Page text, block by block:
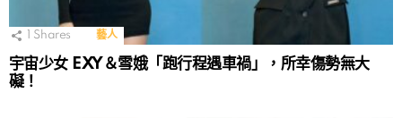
Shares 藝人
宇宙少女 EXY＆雪娥「跑行程遇車禍」，所幸傷勢無大
礙！